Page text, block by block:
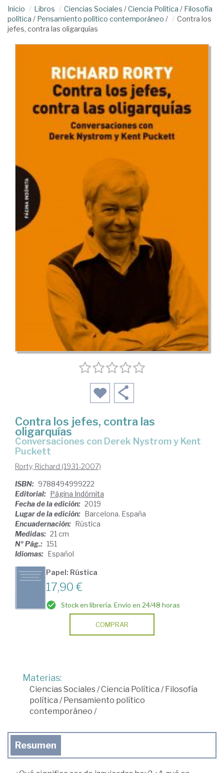
Inicio Libros Ciencias Sociales /Ciencia Política / Filosofía
política / Pensamiento político contemporáneo /
Contra los
jefes, contra las oligarquías
Contra los jefes, contra las
oligarquías
Conversaciones con Derek Nystrom y Kent
Puckett
Rorty, Richard (1931-2007)
ISBN: 9788494999222
Editorial: Página Indómita
Fecha de la edición: 2019
Lugar de la edición: Barcelona. España
Encuadernación: Rústica
Medidas: 21 cm
Nº Pág.: 151
Idiomas: Español
Papel: Rústica
17,90 €
Stock en librería. Envío en 24/48 horas
COMPRAR
Materias:
Ciencias Sociales /Ciencia Política /Filosofía
política /Pensamiento político
contemporáneo /
Resumen